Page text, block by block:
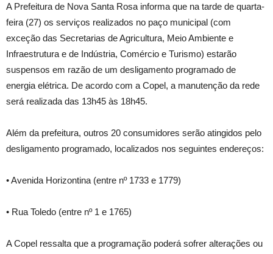
A Prefeitura de Nova Santa Rosa informa que na tarde de quarta-
feira (27) os serviços realizados no paço municipal (com
exceção das Secretarias de Agricultura, Meio Ambiente e
Infraestrutura e de Indústria, Comércio e Turismo) estarão
suspensos em razão de um desligamento programado de
energia elétrica. De acordo com a Copel, a manutenção da rede
será realizada das 13h45 às 18h45.
Além da prefeitura, outros 20 consumidores serão atingidos pelo
desligamento programado, localizados nos seguintes endereços:
• Avenida Horizontina (entre nº 1733 e 1779)
• Rua Toledo (entre nº 1 e 1765)
A Copel ressalta que a programação poderá sofrer alterações ou